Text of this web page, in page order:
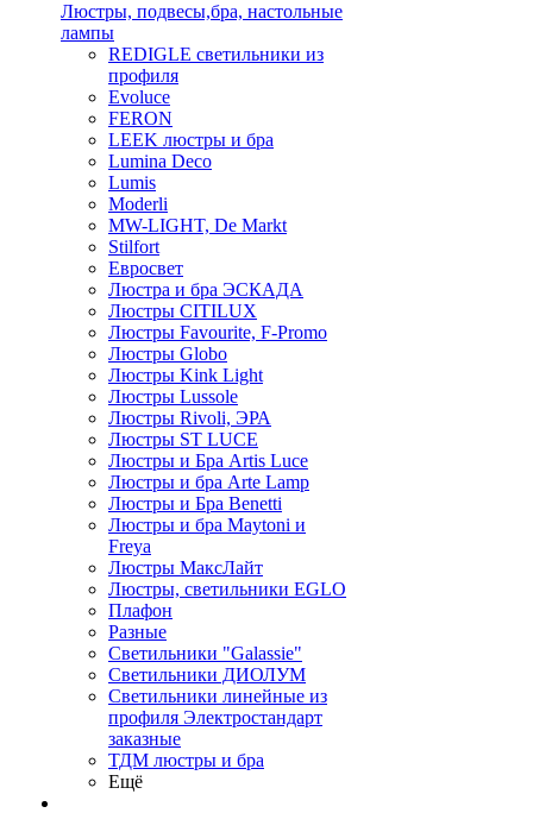
Люстры, подвесы,бра, настольные
лампы
REDIGLE светильники из
профиля
Evoluce
FERON
LEEK люстры и бра
Lumina Deco
Lumis
Moderli
MW-LIGHT, De Markt
Stilfort
Евросвет
Люстра и бра ЭСКАДА
Люстры CITILUX
Люстры Favourite, F-Promo
Люстры Globo
Люстры Kink Light
Люстры Lussole
Люстры Rivoli, ЭРА
Люстры ST LUCE
Люстры и Бра Artis Luce
Люстры и бра Arte Lamp
Люстры и Бра Benetti
Люстры и бра Maytoni и
Freya
Люстры МаксЛайт
Люстры, светильники EGLO
Плафон
Разные
Светильники "Galassie"
Светильники ДИОЛУМ
Светильники линейные из
профиля Электростандарт
заказные
ТДМ люстры и бра
Ещё